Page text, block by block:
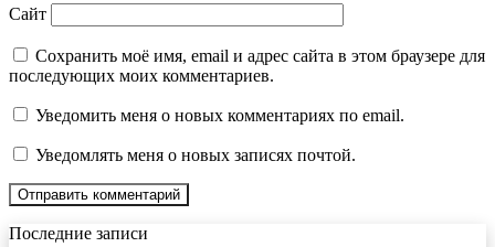
Сайт
Сохранить моё имя, email и адрес сайта в этом браузере для
последующих моих комментариев.
Уведомить меня о новых комментариях по email.
Уведомлять меня о новых записях почтой.
Последние записи